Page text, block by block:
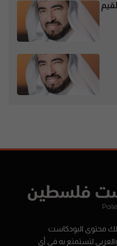
محتوى البودكاست
لتستمتع به في أي